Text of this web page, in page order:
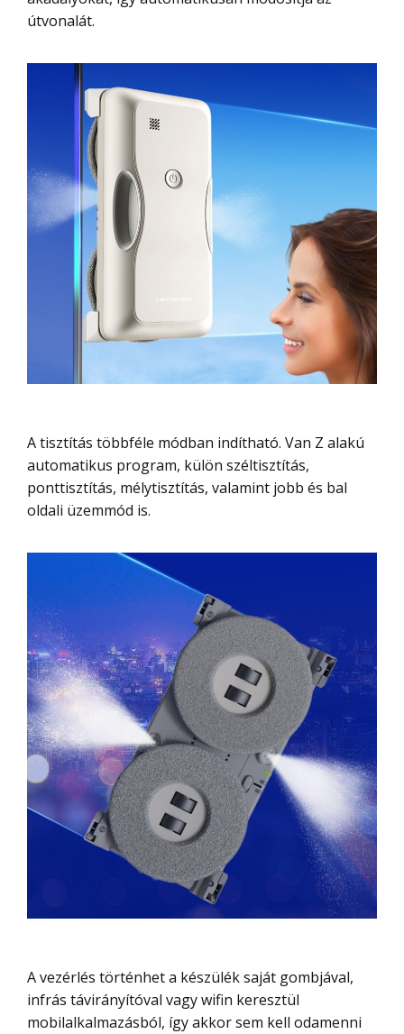
útvonalát.
A tisztítás többféle módban indítható. Van Z alakú
automatikus program, külön széltisztítás,
ponttisztítás, mélytisztítás, valamint jobb és bal
oldali üzemmód is.
A vezérlés történhet a készülék saját gombjával,
infrás távirányítóval vagy wifin keresztül
mobilalkalmazásból, így akkor sem kell odamenni